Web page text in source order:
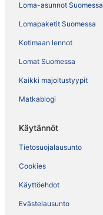
Loma-asunnot Suomessa
Lomapaketit Suomessa
Kotimaan lennot
Lomat Suomessa
Kaikki majoitustyypit
Matkablogi
Käytännöt
Tietosuojalausunto
Cookies
Käyttöehdot
Evästelausunto